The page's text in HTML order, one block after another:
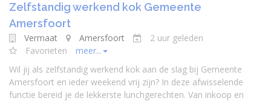
Zelfstandig werkend kok Gemeente
Amersfoort
Vermaat Amersfoort
2 uur geleden
Favorieten
meer...
Wil jij als zelfstandig werkend kok aan de slag bij Gemeente
Amersfoort en ieder weekend vrij zijn? In deze afwisselende
functie bereid je de lekkerste lunchgerechten. Van inkoop en